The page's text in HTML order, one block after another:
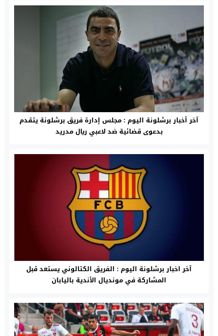
آخر أخبار برشلونة اليوم : مجلس إدارة فريق برشلونة يتقدم
بدعوى قضائية ضد لاعبي ريال مدريد
آخر اخبار برشلونة اليوم : الفريق الكتالوني يستعد قبل
المشاركة في مونديال الأندية باليابان